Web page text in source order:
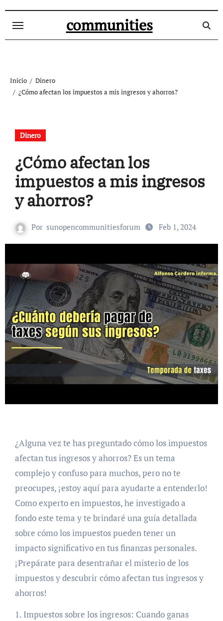
communities
Inicio
Dinero
¿Cómo afectan los impuestos a mis ingresos y ahorros?
Dinero
¿Cómo afectan los
impuestos a mis ingresos
y ahorros?
Por sunopencommunitiesforum Feb 1, 2024
¿Alguna vez te has preguntado cómo los impuestos
afectan tus ingresos y ahorros? Es un tema
complejo y confuso para muchos, pero no te
preocupes, ¡estoy aquí para ayudarte a entenderlo!
Como experto en impuestos, he investigado a
fondo este tema y te brindaré una guía detallada
sobre cómo los impuestos pueden tener un
impacto significativo en tus finanzas personales.
¡Prepárate para desentrañar el misterio de los
impuestos y descubrir cómo afectan tus ingresos y
ahorros!
1. Impuestos sobre los ingresos: Cuando ganas